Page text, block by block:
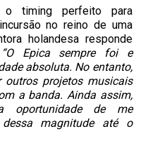
o timing perfeito para
no reino de uma
holandesa responde
“O Epica sempre foi e
absoluta. No entanto,
outros projetos musicais
a banda. Ainda assim,
oportunidade de me
magnitude até o